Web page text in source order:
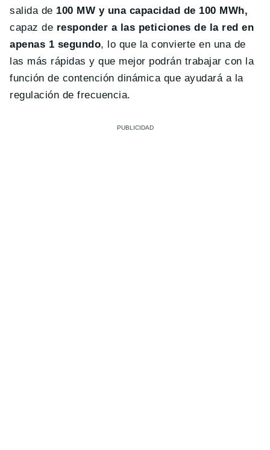
salida de 100 MW y una capacidad de 100 MWh,
capaz de responder a las peticiones de la red en
apenas 1 segundo, lo que la convierte en una de
las más rápidas y que mejor podrán trabajar con la
función de contención dinámica que ayudará a la
regulación de frecuencia.